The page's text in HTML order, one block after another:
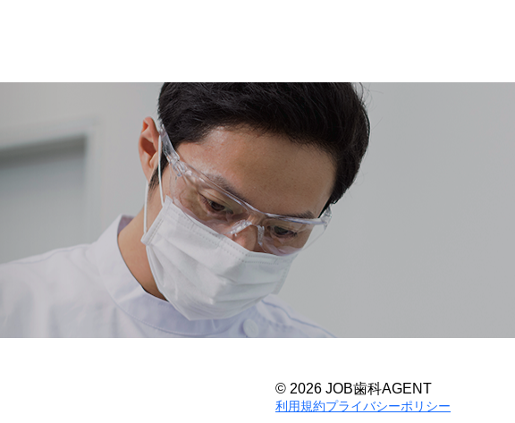
© 2026 JOB歯科AGENT
利用規約プライバシーポリシー